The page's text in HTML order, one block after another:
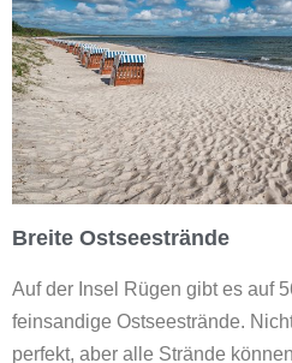
Breite Ostseestrände
Auf der Insel Rügen gibt es auf
feinsandige Ostseestrände.
perfekt, aber alle Strände